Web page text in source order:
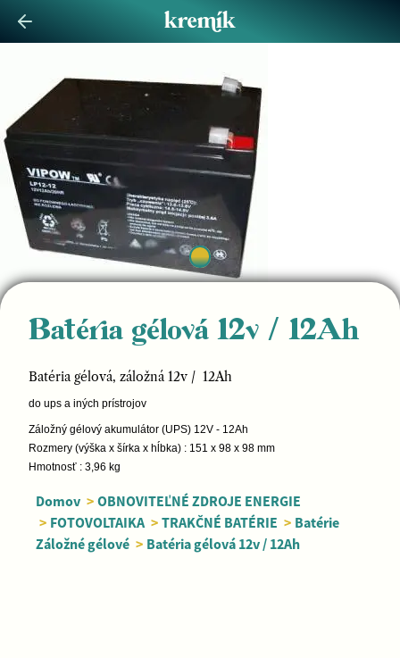
Batéria gélová 12v / 12Ah
Batéria gélová, záložná 12v / 12Ah
do ups a iných prístrojov
Záložný gélový akumulátor (UPS) 12V - 12Ah
Rozmery (výška x šírka x hĺbka) : 151 x 98 x 98 mm
Hmotnosť : 3,96 kg
Domov > OBNOVITEĽNÉ ZDROJE ENERGIE
> FOTOVOLTAIKA > TRAKČNÉ BATÉRIE > Batérie
Záložné gélové > Batéria gélová 12v / 12Ah